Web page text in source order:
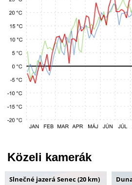
Közeli kamerák
Slnečné jazerá Senec (20 km)